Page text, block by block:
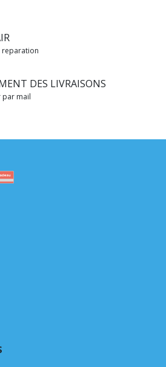
reparation
DES LIVRAISONS
par mail